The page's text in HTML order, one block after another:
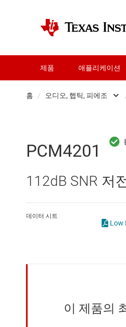
제품 애플리케이션
홈 / 오디오, 햅틱, 피에조
RF 및 마
데이터 컨
마이크
PCM4201
112dB SNR 저
데이터 시트
Low
이 제품의